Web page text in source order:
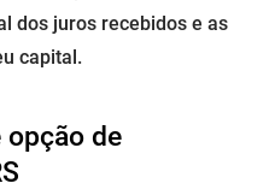
dos juros recebidos e as
capital.
opção de